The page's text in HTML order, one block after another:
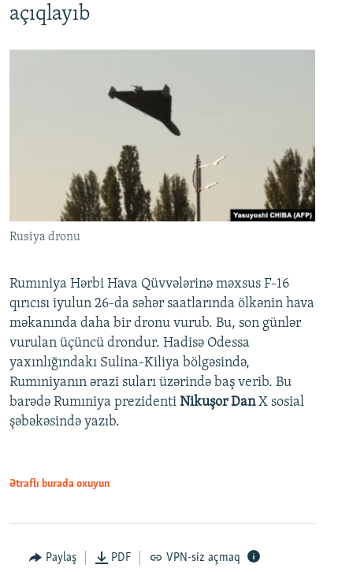
açıqlayıb
Rusiya dronu
Rumıniya Hərbi Hava Qüvvələrinə məxsus F-16
qırıcısı iyulun 26-da səhər saatlarında ölkənin hava
məkanında daha bir dronu vurub. Bu, son günlər
vurulan üçüncü drondur. Hadisə Odessa
yaxınlığındakı Sulina-Kiliya bölgəsində,
Rumıniyanın ərazi suları üzərində baş verib. Bu
barədə Rumıniya prezidenti Nikuşor DanX sosial
şəbəkəsində yazıb.
Ətraflı burada oxuyun
Paylaş PDF VPN-siz açmaq